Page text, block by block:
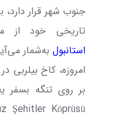
جنوب شهر قرار
تاریخی خود از
استانبول به‌شمار
امروزه، کاخ بیلربی
بر روی تنگه بسفر یعنی
Şehitler Köprüsü